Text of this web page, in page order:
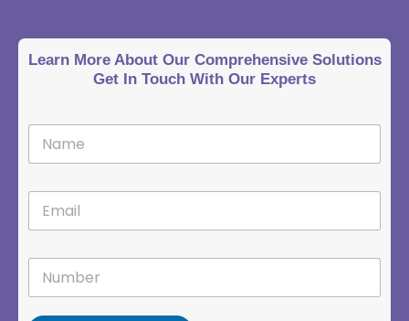
Learn More About Our Comprehensive Solutions
Get In Touch With Our Experts